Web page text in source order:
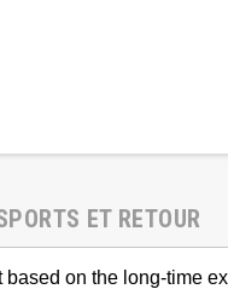
ET RETOUR
on the long-time